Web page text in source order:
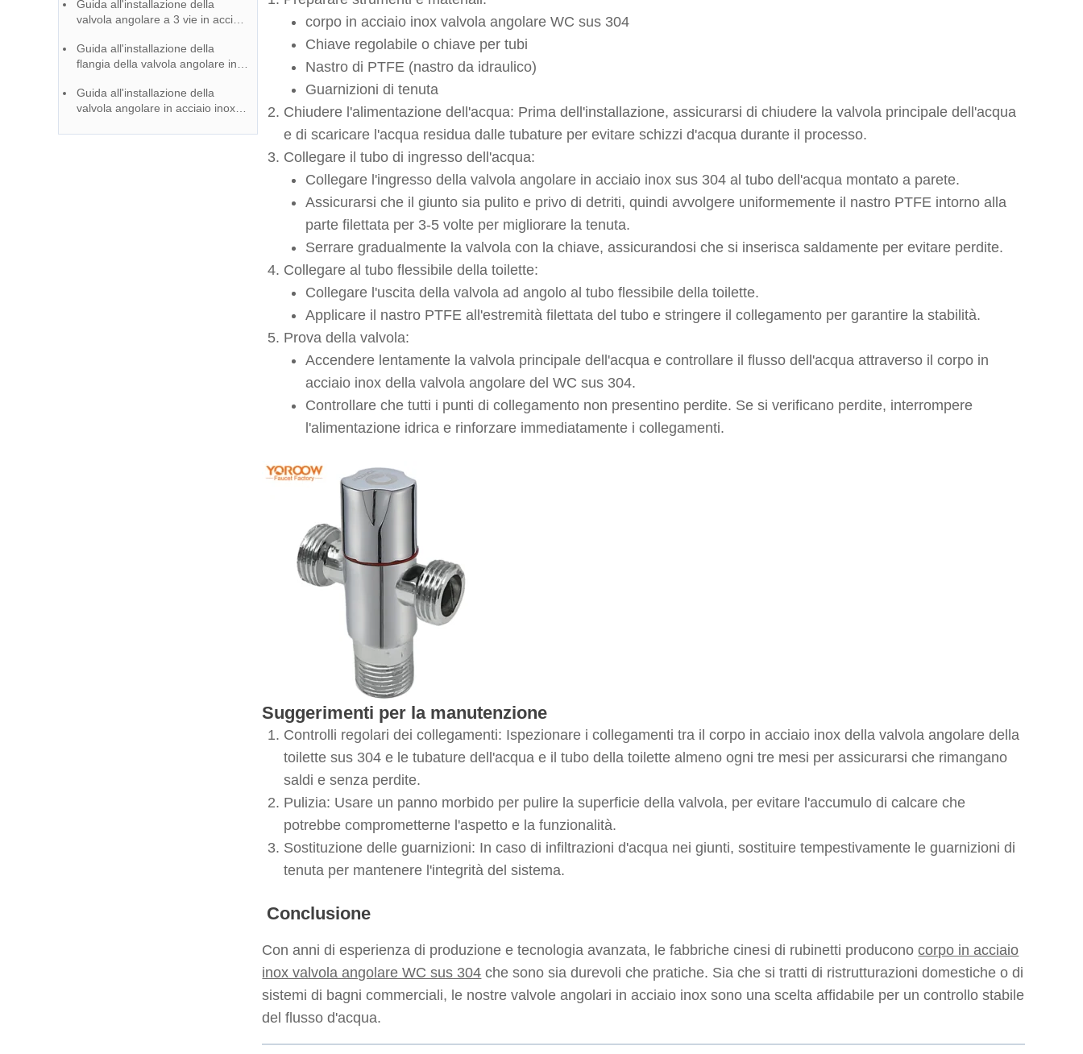
Guida all'installazione della
valvola angolare a 3 vie in acciaio
Guida all'installazione della
flangia della valvola angolare in
Guida all'installazione della
valvola angolare in acciaio inox
corpo in acciaio inox valvola angolare WC sus 304
Chiave regolabile o chiave per tubi
Nastro di PTFE (nastro da idraulico)
Guarnizioni di tenuta
Chiudere l'alimentazione dell'acqua: Prima dell'installazione, assicurarsi di chiudere la valvola principale dell'acqua
e di scaricare l'acqua residua dalle tubature per evitare schizzi d'acqua durante il processo.
Collegare il tubo di ingresso dell'acqua:
Collegare l'ingresso della valvola angolare in acciaio inox sus 304 al tubo dell'acqua montato a parete.
Assicurarsi che il giunto sia pulito e privo di detriti, quindi avvolgere uniformemente il nastro PTFE intorno alla
parte filettata per 3-5 volte per migliorare la tenuta.
Serrare gradualmente la valvola con la chiave, assicurandosi che si inserisca saldamente per evitare perdite.
Collegare al tubo flessibile della toilette:
Collegare l'uscita della valvola ad angolo al tubo flessibile della toilette.
Applicare il nastro PTFE all'estremità filettata del tubo e stringere il collegamento per garantire la stabilità.
Prova della valvola:
Accendere lentamente la valvola principale dell'acqua e controllare il flusso dell'acqua attraverso il corpo in
acciaio inox della valvola angolare del WC sus 304.
Controllare che tutti i punti di collegamento non presentino perdite. Se si verificano perdite, interrompere
l'alimentazione idrica e rinforzare immediatamente i collegamenti.
Suggerimenti per la manutenzione
Controlli regolari dei collegamenti: Ispezionare i collegamenti tra il corpo in acciaio inox della valvola angolare della
toilette sus 304 e le tubature dell'acqua e il tubo della toilette almeno ogni tre mesi per assicurarsi che rimangano
saldi e senza perdite.
Pulizia: Usare un panno morbido per pulire la superficie della valvola, per evitare l'accumulo di calcare che
potrebbe comprometterne l'aspetto e la funzionalità.
Sostituzione delle guarnizioni: In caso di infiltrazioni d'acqua nei giunti, sostituire tempestivamente le guarnizioni di
tenuta per mantenere l'integrità del sistema.
Conclusione
Con anni di esperienza di produzione e tecnologia avanzata, le fabbriche cinesi di rubinetti produconocorpo in acciaio
inox valvola angolare WC sus 304 che sono sia durevoli che pratiche. Sia che si tratti di ristrutturazioni domestiche o di
sistemi di bagni commerciali, le nostre valvole angolari in acciaio inox sono una scelta affidabile per un controllo stabile
del flusso d'acqua.